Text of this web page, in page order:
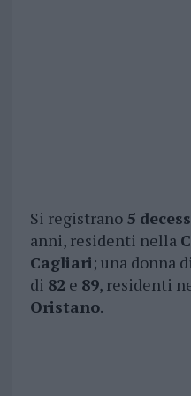
Si registrano 5
anni, residenti nella
Cagliari; una donna
di 82 e 89, residenti
Oristano.